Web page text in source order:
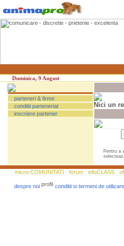
Duminica, 9 August
parteneri & firme
conditii parteneriat
inscriere partener
Nici un
Pentru a
selecteaza
micro-COMUNITATI forum infoCLASS
despre noi conditii si termeni de utilizare